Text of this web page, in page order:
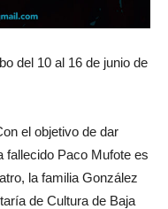
del 10 al 16 de junio de
el objetivo de dar
fallecido Paco Mufote es
la familia González
de Cultura de Baja